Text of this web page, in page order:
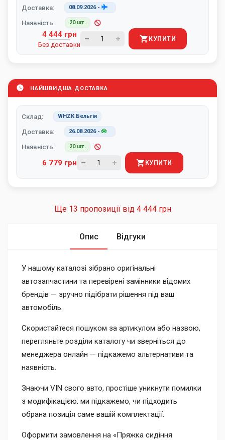
Доставка: 08.09.2026-
Наявність: 20 шт.
4 444 грн
Без доставки
КУПИТИ
НАЙШВИДША ДОСТАВКА
Склад: WHZK Бельгія
Доставка: 26.08.2026-
Наявність: 20 шт.
6 779 грн КУПИТИ
Ще 13 пропозиції від 4 444 грн
Опис Відгуки
У нашому каталозі зібрано оригінальні
автозапчастини та перевірені замінники відомих
брендів — зручно підібрати рішення під ваш
автомобіль.
Скористайтеся пошуком за артикулом або назвою,
перегляньте розділи каталогу чи зверніться до
менеджера онлайн — підкажемо альтернативи та
наявність.
Знаючи VIN свого авто, простіше уникнути помилки
з модифікацією: ми підкажемо, чи підходить
обрана позиція саме вашій комплектації.
Оформити замовлення на «Пряжка сидіння